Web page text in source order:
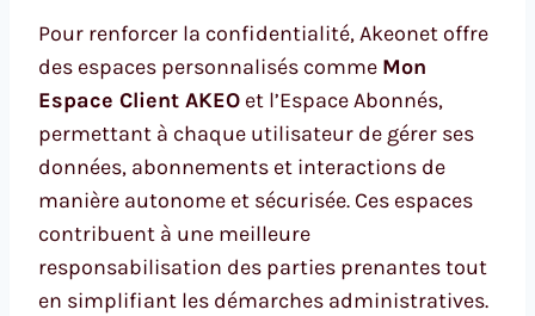
Pour renforcer la confidentialité, Akeonet offre
des espaces personnalisés comme Mon
Espace Client AKEO et l’Espace Abonnés,
permettant à chaque utilisateur de gérer ses
données, abonnements et interactions de
manière autonome et sécurisée. Ces espaces
contribuent à une meilleure
responsabilisation des parties prenantes tout
en simplifiant les démarches administratives.